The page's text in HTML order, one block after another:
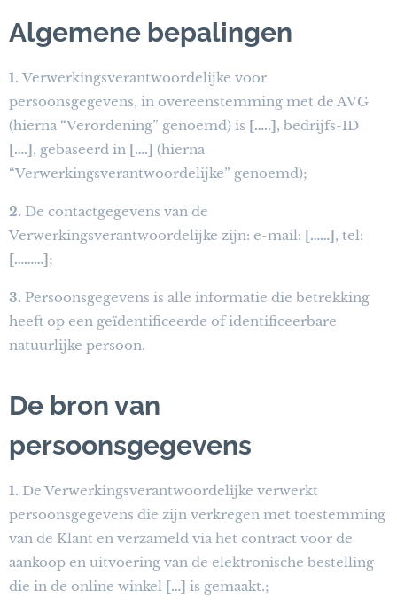
Algemene bepalingen
1. Verwerkingsverantwoordelijke voor
persoonsgegevens, in overeenstemming met de AVG
(hierna “Verordening” genoemd) is […..], bedrijfs-ID
[….], gebaseerd in [….] (hierna
“Verwerkingsverantwoordelijke” genoemd);
2. De contactgegevens van de
Verwerkingsverantwoordelijke zijn: e-mail: [……], tel:
[………];
3. Persoonsgegevens is alle informatie die betrekking
heeft op een geïdentificeerde of identificeerbare
natuurlijke persoon.
De bron van
persoonsgegevens
1. De Verwerkingsverantwoordelijke verwerkt
persoonsgegevens die zijn verkregen met toestemming
van de Klant en verzameld via het contract voor de
aankoop en uitvoering van de elektronische bestelling
die in de online winkel […] is gemaakt.;